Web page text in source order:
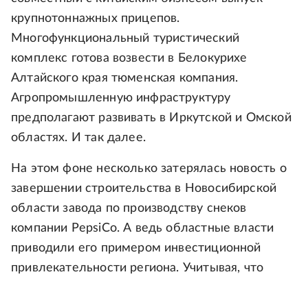
крупнотоннажных прицепов.
Многофункциональный туристический
комплекс готова возвести в Белокурихе
Алтайского края тюменская компания.
Агропромышленную инфраструктуру
предполагают развивать в Иркутской и Омской
областях. И так далее.
На этом фоне несколько затерялась новость о
завершении строительства в Новосибирской
области завода по производству снеков
компании PepsiCo. А ведь областные власти
приводили его примером инвестиционной
привлекательности региона. Учитывая, что